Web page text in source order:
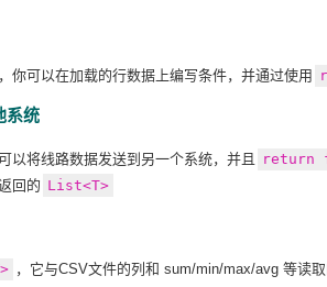
你可以在加载的行数据上编写条件，并通过使用
系统
以将线路数据发送到另一个系统，并且
return
回的 List<T>
，它与CSV文件的列和 sum/min/max/avg 等读取